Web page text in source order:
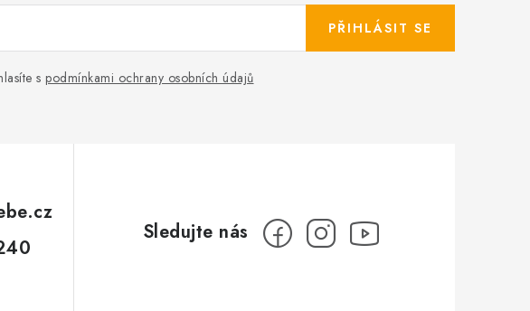
s podmínkami ochrany osobních údajů
PŘIHLÁSIT SE